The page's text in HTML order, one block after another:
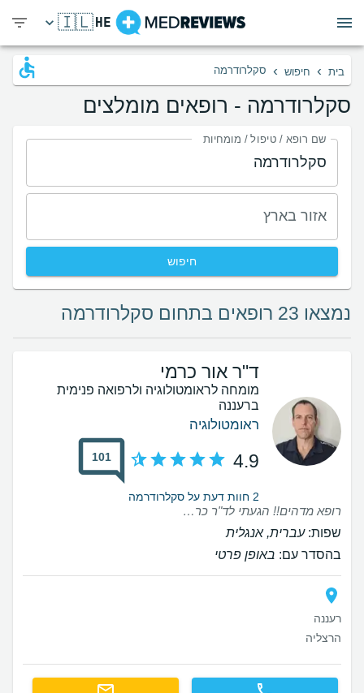
HE
🇮🇱
בית › חיפוש › סקלרודרמה
סקלרודרמה - רופאים מומלצים
שם רופא / טיפול / מומחיות
אזור בארץ
חיפוש
נמצאו 23 רופאים בתחום סקלרודרמה
ד"ר אור כרמי
מומחה לראומטולוגיה ולרפואה פנימית
ברעננה
ראומטולוגיה
4.9
101
2 חוות דעת על סקלרודרמה
רופא מדהים!! הגעתי לד"ר כרמי לאחר קריאת ההמלצות, והכול פשוט מדויק! הוא רופא סופר מקצועי, יסודי, אנושי ונעים הליכות. מאפשר לשאול כל שאלה ומסביר הכול בפרוטרוט, וקשוב לך מאוד. ד"ר כרמי מקדיש את כל הזמן הנדרש ללא שום לחץ, ובכך מאפשר אבחנה מדויקת. מרגישים מיד שיש על מי לסמוך שנמצאים בידיים טובות ובטוחות.מומלץ בחום!!
שפות:עברית, אנגלית
בהסדר עם: באופן פרטי
רעננה
הרצליה